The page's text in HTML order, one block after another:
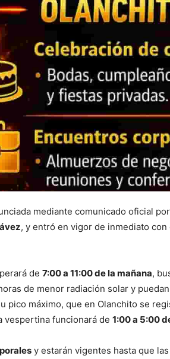
mediante comunicado oficial
, y entró en vigor de inmediato
de 7:00 a 11:00 de la mañana,
de menor radiación solar y
pico máximo, que en Olanchito se
vespertina funcionará de 1:00 a 5:00
y estarán vigentes hasta que